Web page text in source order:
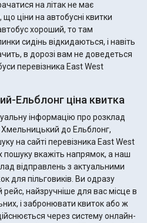
на літак не має
ціни на автобусні квитки
сидінь відкидаються, і навіть
в дорозі вам не доведеться
перевізника East West
Ельблонг ціна квитка
інформацію про розклад
Хмельницький до Ельблонг,
на сайті перевізника East West
пошуку вкажіть напрямок, а наш
відправлень з актуальними
Ви одразу
рейс, найзручніше для вас місце в
і забронювати квиток або ж
через систему онлайн-